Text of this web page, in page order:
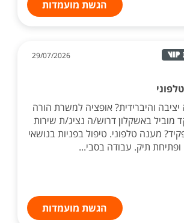
הגשת מועמדות
29/07/2026
והיברידית? אופציה למשרת הורה
מוביל באשקלון דרוש/ה נציג/ת שירות
מענה טלפוני. טיפול בפניות בנושאי
הגשת מועמדות